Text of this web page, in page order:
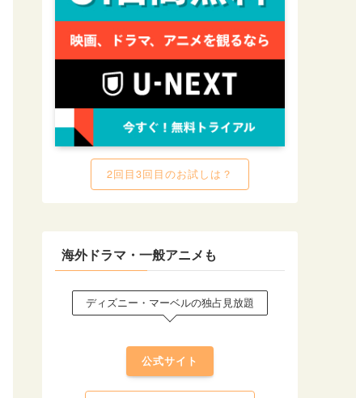
2回目3回目のお試しは？
海外ドラマ・一般アニメも
ディズニー・マーベルの独占見放題
公式サイト